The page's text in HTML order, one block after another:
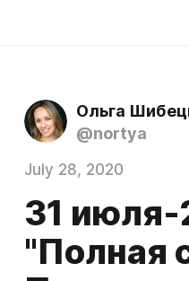
Ольга
@nortya
July 28, 2020
31 июля-
"Полная